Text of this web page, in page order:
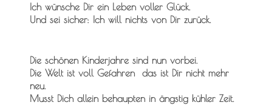
Ich wünsche Dir ein Leben voller Glück.
Und sei sicher: Ich will nichts von Dir zurück.
Die schönen Kinderjahre sind nun vorbei.
Die Welt ist voll Gefahren das ist Dir nicht mehr
neu.
Musst Dich allein behaupten in ängstig kühler Zeit.